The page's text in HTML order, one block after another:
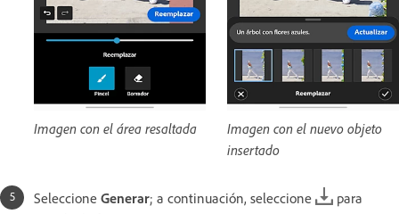
Imagen con el área resaltada
Imagen con el nuevo objeto
insertado
Seleccione Generar; a continuación, seleccione
para